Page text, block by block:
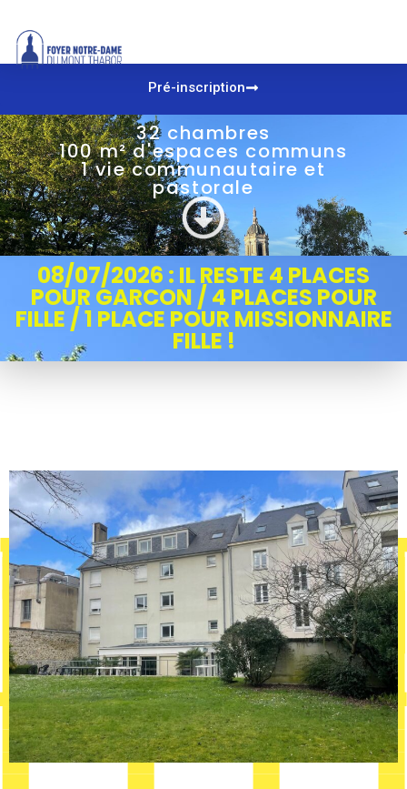
Pré-inscription
32 chambres
100 m² d'espaces communs
1 vie communautaire et
pastorale
08/07/2026 : IL RESTE 4 PLACES
POUR GARCON / 4 PLACES POUR
FILLE / 1 PLACE POUR MISSIONNAIRE
FILLE !